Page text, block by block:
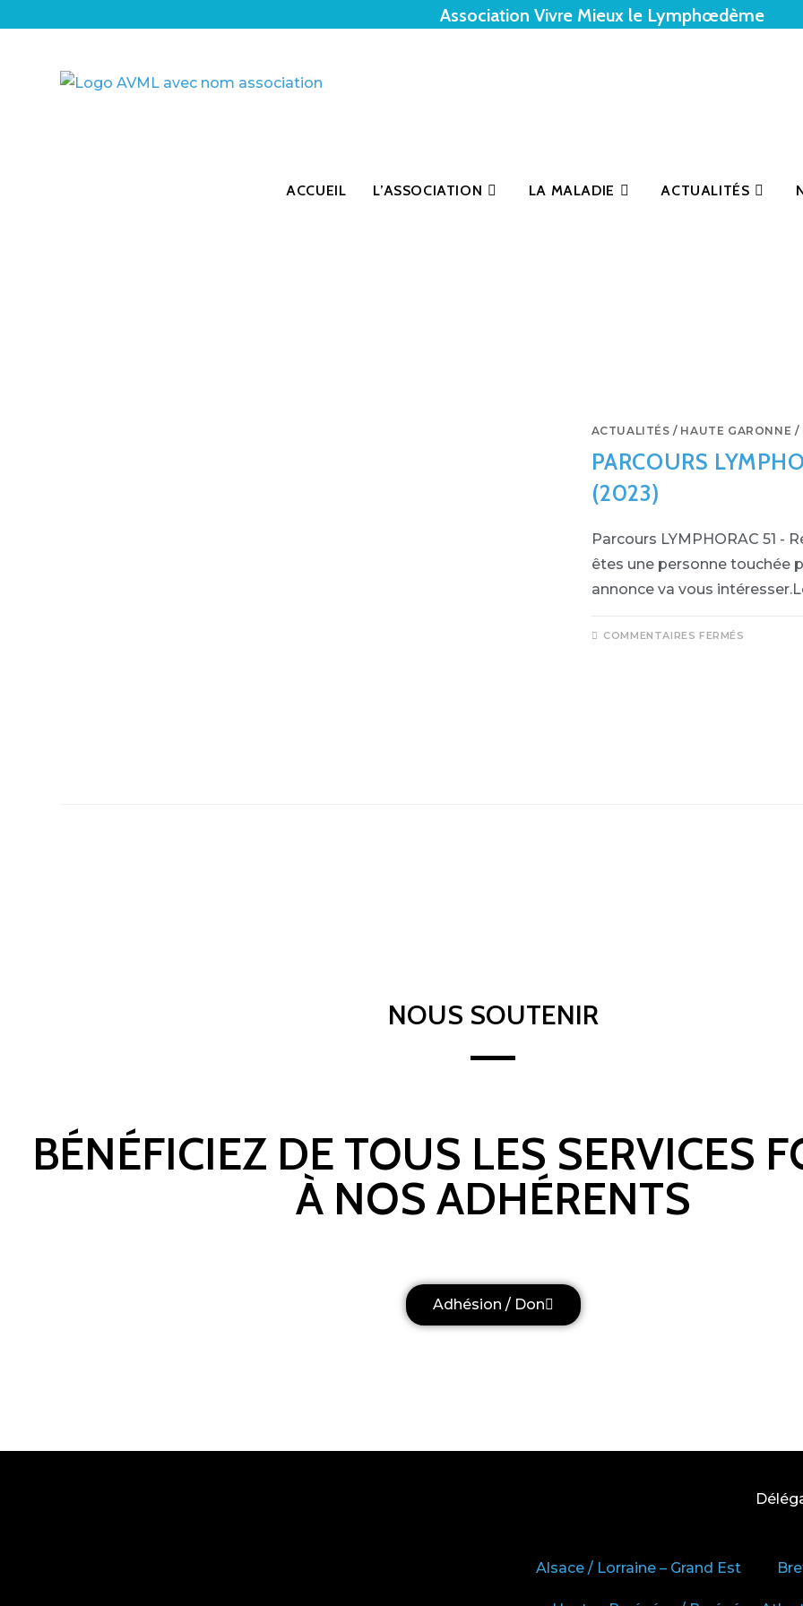
Association Vivre Mieux le Lymphœdème
ACCUEIL L’ASSOCIATION LA MALADIE ACTUALITÉS
ACTUALITÉS / HAUTE GARONNE /
PARCOURS
(2023)
Parcours LYMPHORAC 51 -
êtes une personne touchée
annonce va vous
COMMENTAIRES FERMÉS
NOUS SOUTENIR
BÉNÉFICIEZ DE TOUS LES SERVICES
À NOS ADHÉRENTS
Adhésion / Don
Alsace / Lorraine – Grand Est